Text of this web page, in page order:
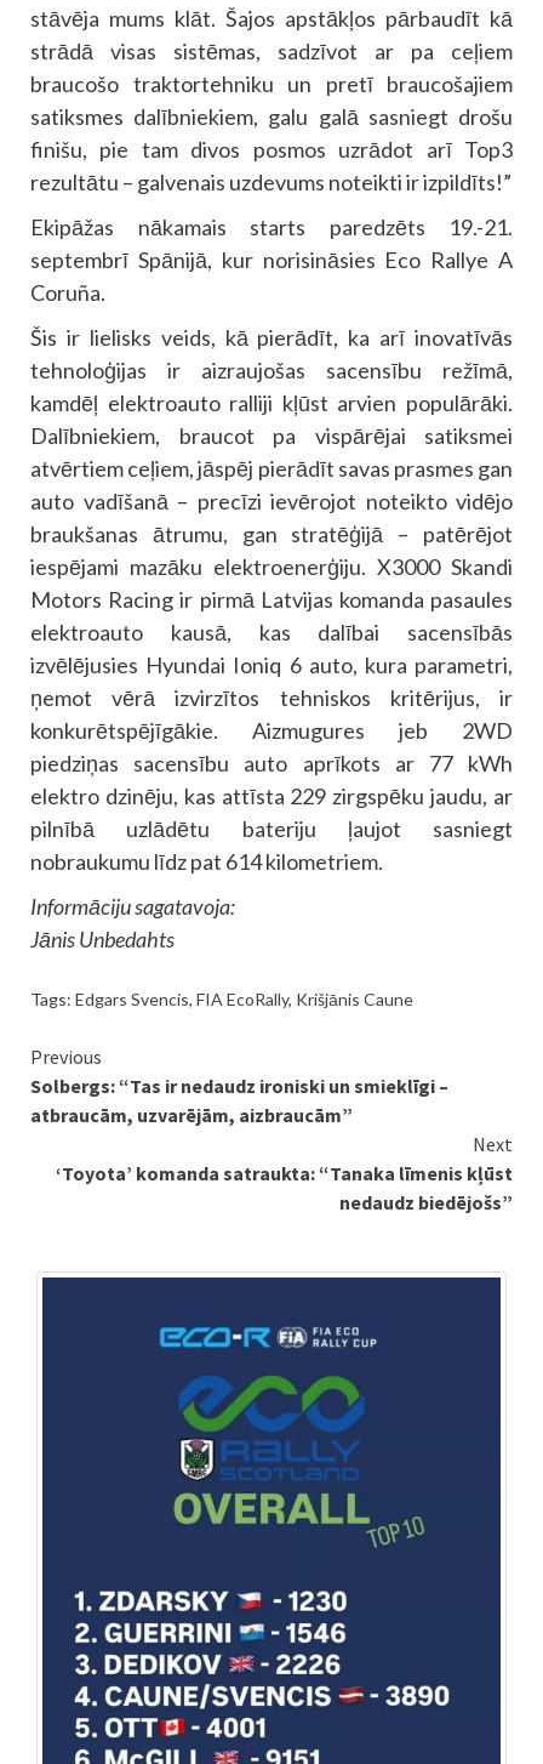
stāvēja mums klāt. Šajos apstākļos pārbaudīt kā
strādā visas sistēmas, sadzīvot ar pa ceļiem
braucošo traktortehniku un pretī braucošajiem
satiksmes dalībniekiem, galu galā sasniegt drošu
finišu, pie tam divos posmos uzrādot arī Top3
rezultātu – galvenais uzdevums noteikti ir izpildīts!”
Ekipāžas nākamais starts paredzēts 19.-21.
septembrī Spānijā, kur norisināsies Eco Rallye A
Coruña.
Šis ir lielisks veids, kā pierādīt, ka arī inovatīvās
tehnoloģijas ir aizraujošas sacensību režīmā,
kamdēļ elektroauto ralliji kļūst arvien populārāki.
Dalībniekiem, braucot pa vispārējai satiksmei
atvērtiem ceļiem, jāspēj pierādīt savas prasmes gan
auto vadīšanā – precīzi ievērojot noteikto vidējo
braukšanas ātrumu, gan stratēģijā – patērējot
iespējami mazāku elektroenerģiju. X3000 Skandi
Motors Racing ir pirmā Latvijas komanda pasaules
elektroauto kausā, kas dalībai sacensībās
izvēlējusies Hyundai Ioniq 6 auto, kura parametri,
ņemot vērā izvirzītos tehniskos kritērijus, ir
konkurētspējīgākie. Aizmugures jeb 2WD
piedziņas sacensību auto aprīkots ar 77 kWh
elektro dzinēju, kas attīsta 229 zirgspēku jaudu, ar
pilnībā uzlādētu bateriju ļaujot sasniegt
nobraukumu līdz pat 614 kilometriem.
Informāciju sagatavoja:
Jānis Unbedahts
Tags: Edgars Svencis, FIA EcoRally, Krišjānis Caune
Continue
Reading
Previous
Solbergs: “Tas ir nedaudz ironiski un smieklīgi –
atbraucām, uzvarējām, aizbraucām”
Next
‘Toyota’ komanda satraukta: “Tanaka līmenis kļūst
nedaudz biedējošs”